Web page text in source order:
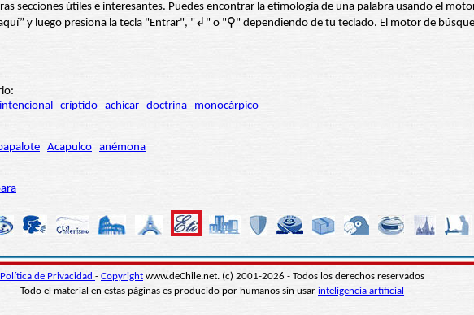
secciones útiles e interesantes. Puedes encontrar la etimología de una palabra usando el
y luego presiona la tecla "Entrar", "↲" o "⚲" dependiendo de tu teclado. El motor de
críptido achicar doctrina monocárpico
Acapulco anémona
Política de Privacidad - Copyright www.deChile.net. (c) 2001-2026 - Todos los derechos reservados
Todo el material en estas páginas es producido por humanos sin usar inteligencia artificial